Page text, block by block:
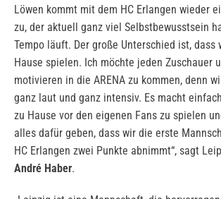
Löwen kommt mit dem HC Erlangen wieder
zu, der aktuell ganz viel Selbstbewusstsein
Tempo läuft. Der große Unterschied ist, dass
Hause spielen. Ich möchte jeden Zuschauer
motivieren in die ARENA zu kommen, denn
ganz laut und ganz intensiv. Es macht
zu Hause vor den eigenen Fans zu spielen
alles dafür geben, dass wir die erste
HC Erlangen zwei Punkte abnimmt“, sagt
André Haber.